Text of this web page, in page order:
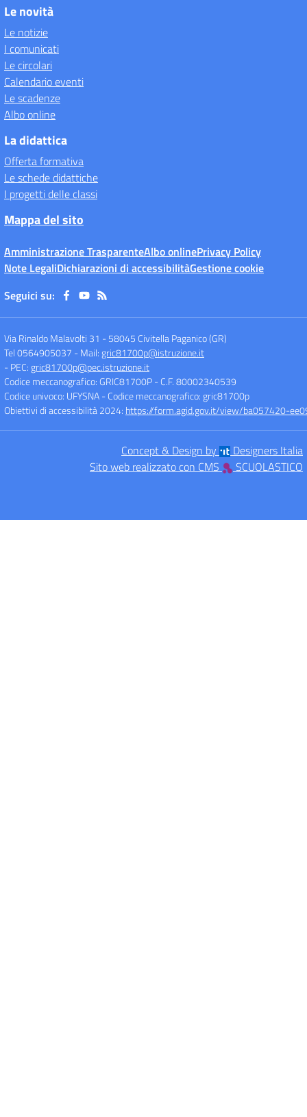
Le novità
Le notizie
I comunicati
Le circolari
Calendario eventi
Le scadenze
Albo online
La didattica
Offerta formativa
Le schede didattiche
I progetti delle classi
Mappa del sito
Amministrazione TrasparenteAlbo onlinePrivacy Policy
Note LegaliDichiarazioni di accessibilitàGestione cookie
Seguici su:
Via Rinaldo Malavolti 31 - 58045 Civitella Paganico (GR)
Tel 0564905037 - Mail:gric81700p@istruzione.it
- PEC:gric81700p@pec.istruzione.it
Codice meccanografico: GRIC81700P- C.F. 80002340539
Codice univoco: UFYSNA- Codice meccanografico: gric81700p
Obiettivi di accessibilità 2024: https://form.agid.gov.it/view/ba057420-
Concept & Design by
Designers Italia
Sito web realizzato con CMS
SCUOLASTICO